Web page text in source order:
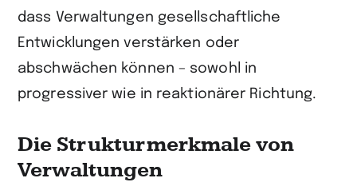
dass Verwaltungen gesellschaftliche
Entwicklungen verstärken oder
abschwächen können – sowohl in
progressiver wie in reaktionärer Richtung.
Die Strukturmerkmale von
Verwaltungen